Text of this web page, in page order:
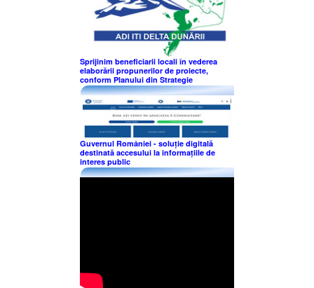
Sprijinim beneficiarii locali în vederea
elaborării propunerilor de proiecte,
conform Planului din Strategie
Guvernul României - soluție digitală
destinată accesului la informațiile de
interes public